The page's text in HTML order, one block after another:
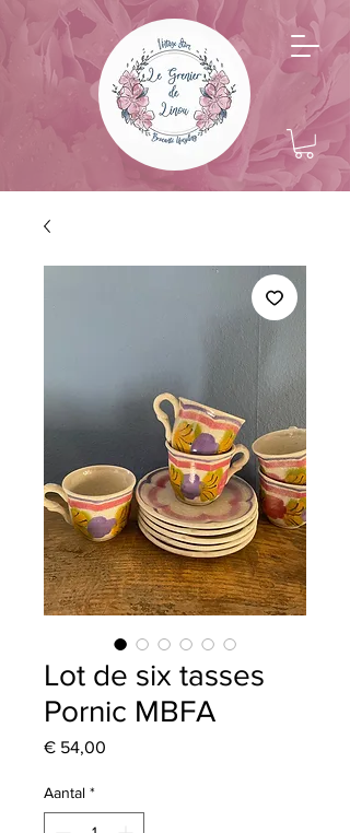
Lot de six tasses
Pornic MBFA
€ 54,00
Aantal *